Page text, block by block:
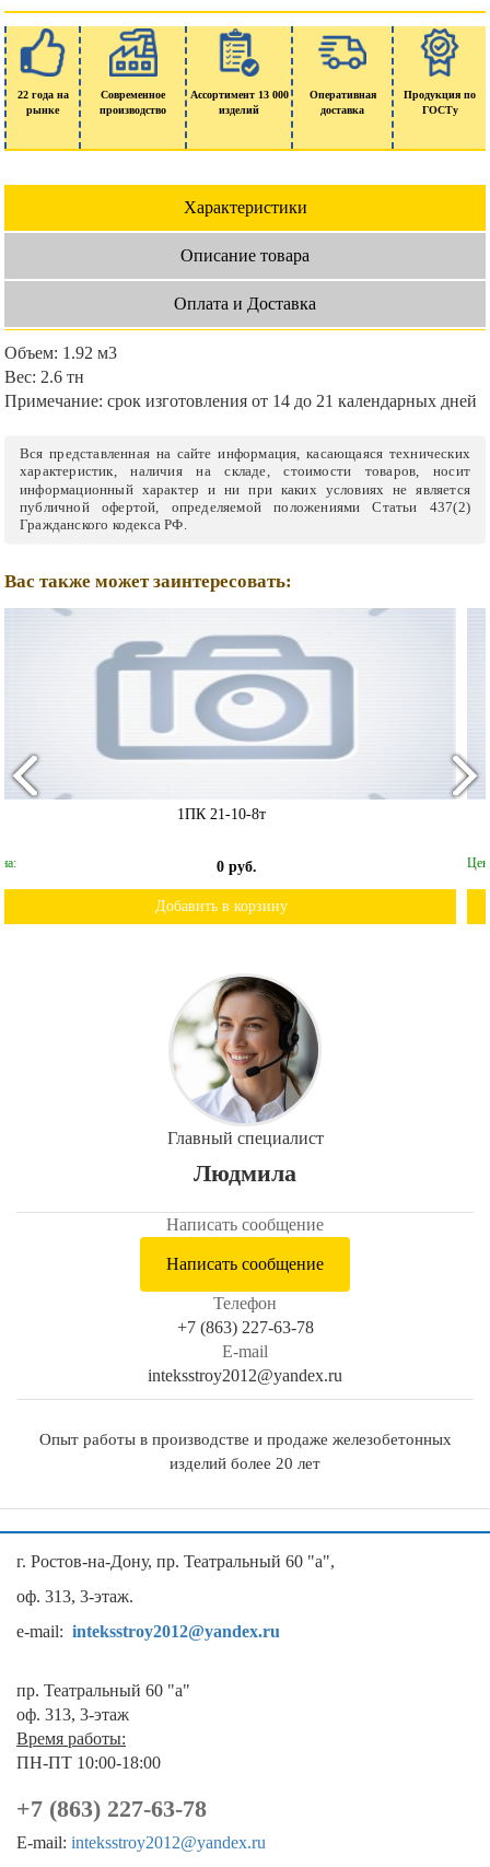
22 года на
рынке
Современное
производство
Ассортимент 13 000
изделий
Оперативная
доставка
Продукция по
ГОСТу
Характеристики
Описание товара
Оплата и Доставка
Объем: 1.92 м3
Вес: 2.6 тн
Примечание: срок изготовления от 14 до 21 календарных дней
Вся представленная на сайте информация, касающаяся технических
характеристик, наличия на складе, стоимости товаров, носит
информационный характер и ни при каких условиях не является
публичной офертой, определяемой положениями Статьи 437(2)
Гражданского кодекса РФ.
Вас также может заинтересовать:
1ПК 37-18-8т
Цена: 10400 руб.
Добавить в корзину
Главный специалист
Людмила
Написать сообщение
Написать сообщение
Телефон
+7 (863) 227-63-78
E-mail
inteksstroy2012@yandex.ru
Опыт работы в производстве и продаже железобетонных
изделий более 20 лет
г. Ростов-на-Дону, пр. Театральный 60 "а",
оф. 313, 3-этаж.
e-mail: inteksstroy2012@yandex.ru
пр. Театральный 60 "а"
оф. 313, 3-этаж
Время работы:
ПН-ПТ 10:00-18:00
+7 (863) 227-63-78
E-mail: inteksstroy2012@yandex.ru